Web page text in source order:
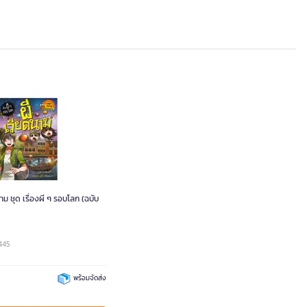
ม ชุด เรื่องผี ๆ รอบโลก (ฉบับ
พร้อมจัดส่ง